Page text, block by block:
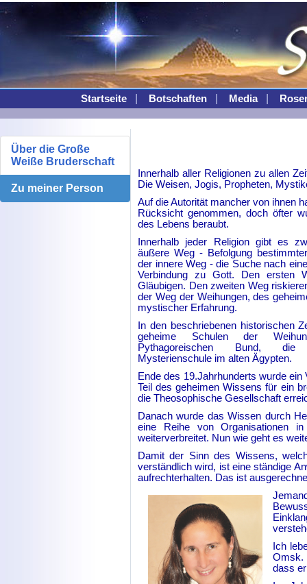
Startseite | Botschaften | Media |
Über die Große
Weiße Bruderschaft
Zu meiner Person
Innerhalb aller Religionen zu allen
Die Weisen, Jogis, Propheten,
Auf die Autorität mancher von ihnen
Rücksicht genommen, doch öfter
des Lebens beraubt.
Innerhalb jeder Religion gibt es
äußere Weg - Befolgung
der innere Weg - die Suche nach
Verbindung zu Gott. Den ersten
Gläubigen. Den zweiten Weg
der Weg der Weihungen, des
mystischer Erfahrung.
In den beschriebenen historischen
geheime Schulen der
Pythagoreischen Bund, die
Mysterienschule im alten Ägypten.
Ende des 19.Jahrhunderts wurde
Teil des geheimen Wissens für ein
die Theosophische Gesellschaft
Danach wurde das Wissen durch
eine Reihe von Organisationen
weiterverbreitet. Nun wie geht es
Damit der Sinn des Wissens,
verständlich wird, ist eine ständige
aufrechterhalten. Das ist
Ich
Omsk.
dass